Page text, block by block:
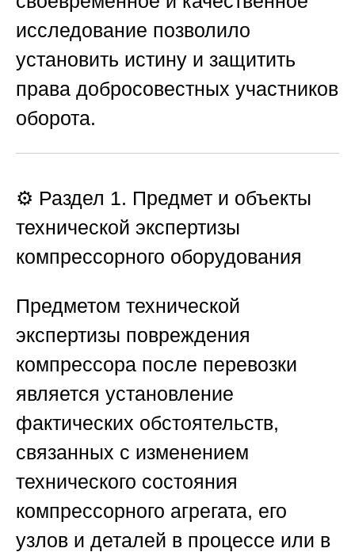
исследование позволило
установить истину и защитить
права добросовестных участников
оборота.
⚙️ Раздел 1. Предмет и объекты
технической экспертизы
компрессорного оборудования
Предметом технической
экспертизы повреждения
компрессора после перевозки
является установление
фактических обстоятельств,
связанных с изменением
технического состояния
компрессорного агрегата, его
узлов и деталей в процессе или в